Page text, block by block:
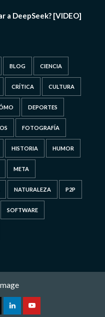
a DeepSeek? [VIDEO]
BLOG CIENCIA
CRÍTICA CULTURA
DEPORTES
FOTOGRAFÍA
HISTORIA HUMOR
META
NATURALEZA P2P
SOFTWARE
LinkedinYoutube